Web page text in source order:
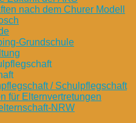
nach dem Churer Modell
Grundschule
/ Schulpflegschaft
für Elternvertretungen
NRW